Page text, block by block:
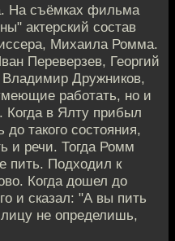
На съёмках фильма
актерский состав
Михаила Ромма.
Переверзев, Георгий
Дружников,
работать, но и
в Ялту прибыл
такого состояния,
и речи. Тогда Ромм
пить. Подходил к
Когда дошел до
и сказал: "А вы пить
не определишь,